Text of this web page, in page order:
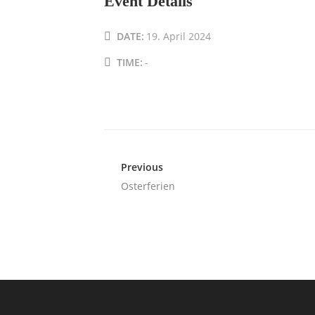
DATE: 19. April 2024
TIME: -
Previous
Osterferien